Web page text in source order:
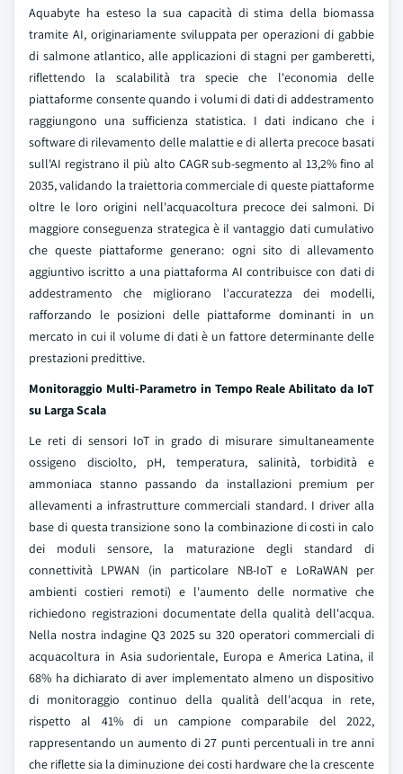
Aquabyte ha esteso la sua capacità di stima della biomassa
tramite AI, originariamente sviluppata per operazioni di gabbie
di salmone atlantico, alle applicazioni di stagni per gamberetti,
riflettendo la scalabilità tra specie che l'economia delle
piattaforme consente quando i volumi di dati di addestramento
raggiungono una sufficienza statistica. I dati indicano che i
software di rilevamento delle malattie e di allerta precoce basati
sull'AI registrano il più alto CAGR sub-segmento al 13,2% fino al
2035, validando la traiettoria commerciale di queste piattaforme
oltre le loro origini nell'acquacoltura precoce dei salmoni. Di
maggiore conseguenza strategica è il vantaggio dati cumulativo
che queste piattaforme generano: ogni sito di allevamento
aggiuntivo iscritto a una piattaforma AI contribuisce con dati di
addestramento che migliorano l'accuratezza dei modelli,
rafforzando le posizioni delle piattaforme dominanti in un
mercato in cui il volume di dati è un fattore determinante delle
prestazioni predittive.
Monitoraggio Multi-Parametro in Tempo Reale Abilitato da IoT
su Larga Scala
Le reti di sensori IoT in grado di misurare simultaneamente
ossigeno disciolto, pH, temperatura, salinità, torbidità e
ammoniaca stanno passando da installazioni premium per
allevamenti a infrastrutture commerciali standard. I driver alla
base di questa transizione sono la combinazione di costi in calo
dei moduli sensore, la maturazione degli standard di
connettività LPWAN (in particolare NB-IoT e LoRaWAN per
ambienti costieri remoti) e l'aumento delle normative che
richiedono registrazioni documentate della qualità dell'acqua.
Nella nostra indagine Q3 2025 su 320 operatori commerciali di
acquacoltura in Asia sudorientale, Europa e America Latina, il
68% ha dichiarato di aver implementato almeno un dispositivo
di monitoraggio continuo della qualità dell'acqua in rete,
rispetto al 41% di un campione comparabile del 2022,
rappresentando un aumento di 27 punti percentuali in tre anni
che riflette sia la diminuzione dei costi hardware che la crescente